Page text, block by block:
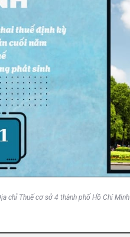
chỉ Thuế cơ sở 4 thành phố Hồ Chí Minh